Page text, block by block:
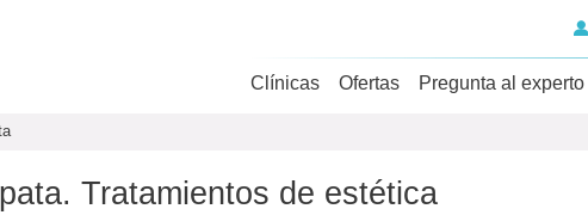
Clínicas Ofertas Pregunta al experto
Tratamientos de estética